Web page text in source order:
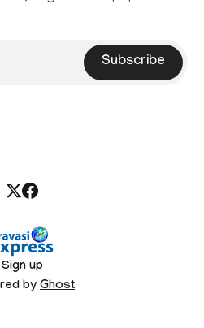
Subscribe
Sign up
by Ghost